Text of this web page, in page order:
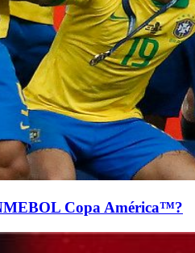
Copa América™?